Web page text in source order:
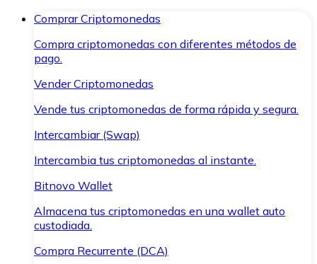
Comprar Criptomonedas
Compra criptomonedas con diferentes métodos de
pago.
Vender Criptomonedas
Vende tus criptomonedas de forma rápida y segura.
Intercambiar (Swap)
Intercambia tus criptomonedas al instante.
Bitnovo Wallet
Almacena tus criptomonedas en una wallet auto
custodiada.
Compra Recurrente (DCA)